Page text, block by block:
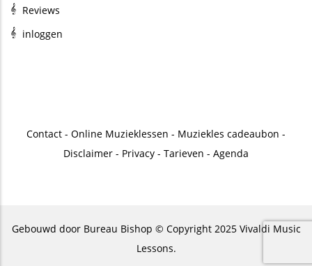
Reviews
inloggen
Contact - Online Muzieklessen - Muziekles cadeaubon -
Disclaimer - Privacy - Tarieven - Agenda
Gebouwd door Bureau Bishop © Copyright 2025 Vivaldi Music
Lessons.